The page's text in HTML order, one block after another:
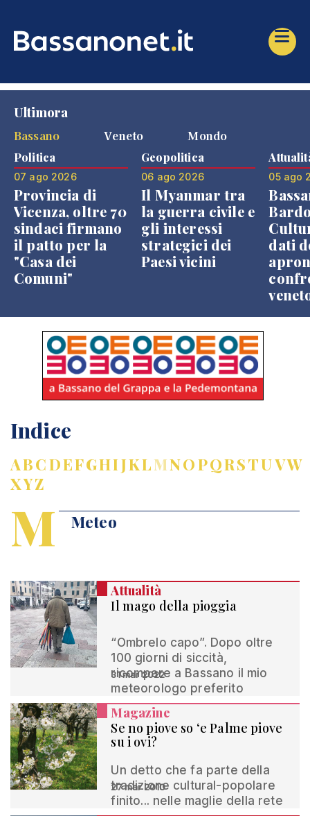
Ultimora
Bassano
Veneto Mondo
Politica
07 ago 2026
Provincia di
Vicenza, oltre 70
sindaci firmano
il patto per la
"Casa dei
Comuni"
Geopolitica
06 ago 2026
Il Myanmar tra
la guerra civile e
gli interessi
strategici dei
Paesi vicini
05 ago
dati
Indice
ABCDEFGHIJKLMNOPQRSTUVW
XYZ
M Meteo
Attualità
Il mago della pioggia
“Ombrelo capo”. Dopo oltre
100 giorni di siccità,
ricompare a Bassano il mio
meteorologo preferito
31 mar 2022
Magazine
Se no piove so ‘e Palme piove
su i ovi?
Un detto che fa parte della
tradizione cultural-popolare
finito... nelle maglie della rete
27 mar 2010